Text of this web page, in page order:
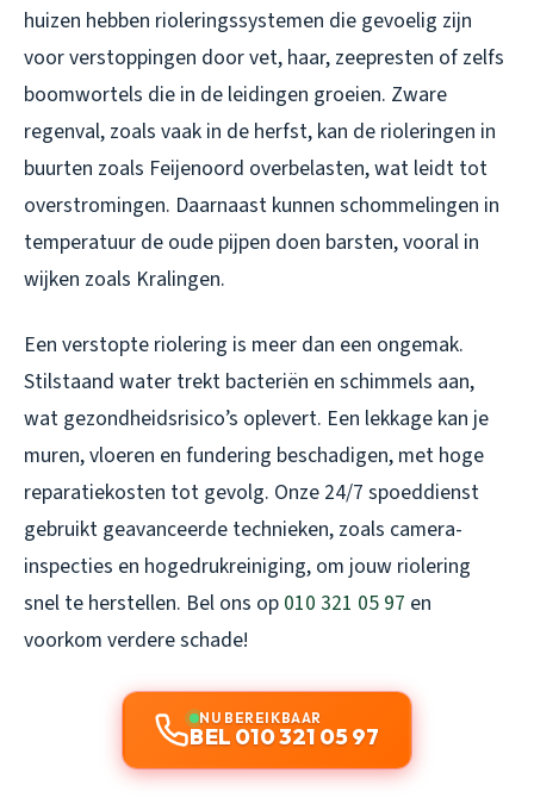
huizen hebben rioleringssystemen die gevoelig zijn
voor verstoppingen door vet, haar, zeepresten of zelfs
boomwortels die in de leidingen groeien. Zware
regenval, zoals vaak in de herfst, kan de rioleringen in
buurten zoals Feijenoord overbelasten, wat leidt tot
overstromingen. Daarnaast kunnen schommelingen in
temperatuur de oude pijpen doen barsten, vooral in
wijken zoals Kralingen.
Een verstopte riolering is meer dan een ongemak.
Stilstaand water trekt bacteriën en schimmels aan,
wat gezondheidsrisico’s oplevert. Een lekkage kan je
muren, vloeren en fundering beschadigen, met hoge
reparatiekosten tot gevolg. Onze 24/7 spoeddienst
gebruikt geavanceerde technieken, zoals camera-
inspecties en hogedrukreiniging, om jouw riolering
snel te herstellen. Bel ons op 010 321 05 97 en
voorkom verdere schade!
NU BEREIKBAAR
BEL 010 321 05 97